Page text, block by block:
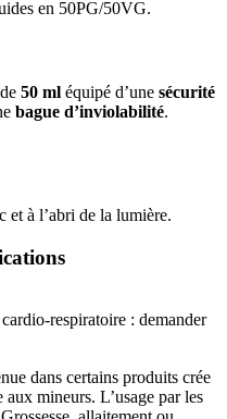
en 50PG/50VG.
50 ml équipé d’une sécurité
bague d’inviolabilité.
et à l’abri de la lumière.
respiratoire : demander
dans certains produits crée
mineurs. L’usage par les